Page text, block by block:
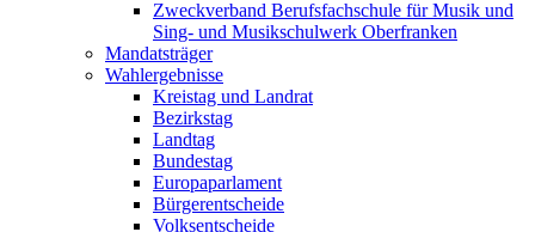
Zweckverband Berufsfachschule für Musik und
Sing- und Musikschulwerk Oberfranken
Mandatsträger
Wahlergebnisse
Kreistag und Landrat
Bezirkstag
Landtag
Bundestag
Europaparlament
Bürgerentscheide
Volksentscheide